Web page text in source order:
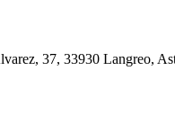
37, 33930 Langreo,